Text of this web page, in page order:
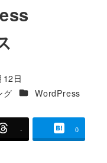
日
グ カテゴリー
WordPress
- 0